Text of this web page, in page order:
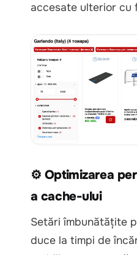
accesate ulterior cu
⚙ Optimizarea
a cache-ului
Setări îmbunătățite
duce la timpi de